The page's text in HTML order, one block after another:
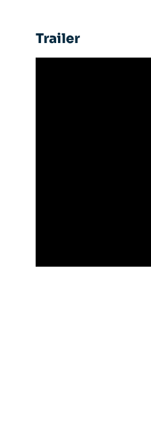
Trailer